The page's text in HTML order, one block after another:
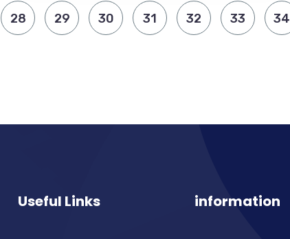
28 29 30 31 32 33 34
Useful Links information